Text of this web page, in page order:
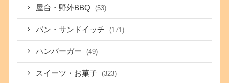
屋台・野外BBQ (53)
パン・サンドイッチ (171)
ハンバーガー (49)
スイーツ・お菓子 (323)